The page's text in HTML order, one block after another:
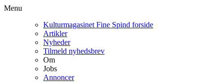
Menu
Kulturmagasinet Fine Spind forside
Artikler
Nyheder
Tilmeld nyhedsbrev
Om
Jobs
Annoncer